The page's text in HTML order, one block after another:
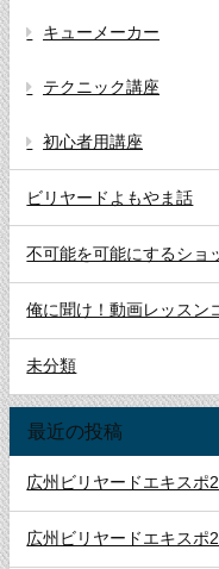
キューメーカー
テクニック講座
初心者用講座
ビリヤードよもやま話
不可能を可能にするショ
俺に聞け！動画レッスン
未分類
最近の投稿
広州ビリヤードエキス
広州ビリヤードエキス